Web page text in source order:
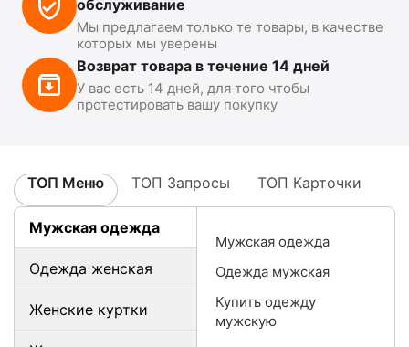
обслуживание
Мы предлагаем только те товары, в качестве
которых мы уверены
Возврат товара в течение 14 дней
У вас есть 14 дней, для того чтобы
протестировать вашу покупку
ТОП Меню ТОП Запросы ТОП Карточки
Мужская одежда
Одежда женская
Женские куртки
Мужская одежда
Одежда мужская
Купить одежду
мужскую